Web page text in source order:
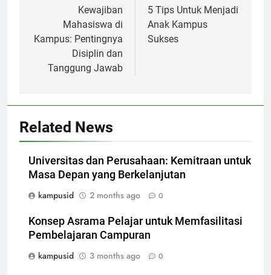
navigation
Kewajiban
Mahasiswa di
Kampus: Pentingnya
Disiplin dan
Tanggung Jawab
5 Tips Untuk Menjadi
Anak Kampus
Sukses
Related News
Universitas dan Perusahaan: Kemitraan untuk
Masa Depan yang Berkelanjutan
kampusid
2 months ago 0
Konsep Asrama Pelajar untuk Memfasilitasi
Pembelajaran Campuran
kampusid
3 months ago 0